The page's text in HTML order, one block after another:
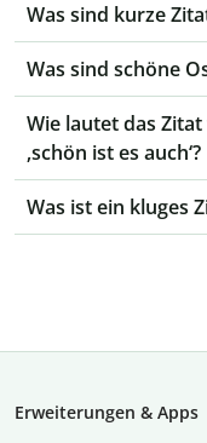
Was sind kurze
Was sind schöne
Wie lautet das
‚schön ist es auch‘?
Was ist ein kluges
Erweiterungen & Apps